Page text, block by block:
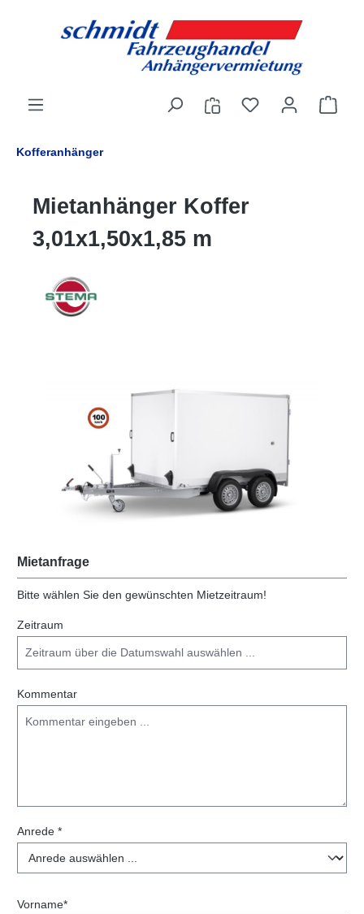
Kofferanhänger
Mietanhänger Koffer
3,01x1,50x1,85 m
Mietanfrage
Bitte wählen Sie den gewünschten Mietzeitraum!
Zeitraum
Kommentar
Anrede *
Vorname*